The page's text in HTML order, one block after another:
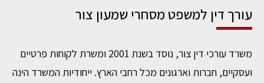
עורך דין למשפט מסחרי שמעון צור
משרד עורכי דין צור, נוסד בשנת 2001 ומשרת לקוחות פרטיים
ועסקיים, חברות וארגונים מכל רחבי הארץ. ייחודיות המשרד הינה